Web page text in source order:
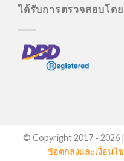
ได้รับการตรวจสอบโดย
© Copyright 2017 - 2026 |
ข้อตกลงและเงื่อนไข